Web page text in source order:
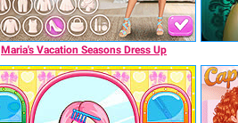
Maria's Vacation Seasons Dress Up